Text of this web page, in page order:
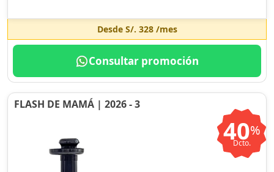
Desde S/. 328/mes
Consultar promoción
FLASH DE MAMÁ | 2026 - 3
40%
Dcto.